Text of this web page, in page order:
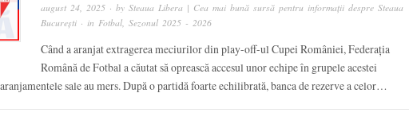
august 24, 2025 · by Steaua Libera | Cea mai bună sursă pentru informații despre Steaua
București · in Fotbal Sezonul 2025 - 2026
Când a aranjat extragerea meciurilor din play-off-ul Cupei României, Federația
Română de Fotbal a căutat să oprească accesul unor echipe în grupele acestei
sale au mers. După o partidă foarte echilibrată, banca de rezerve a celor…